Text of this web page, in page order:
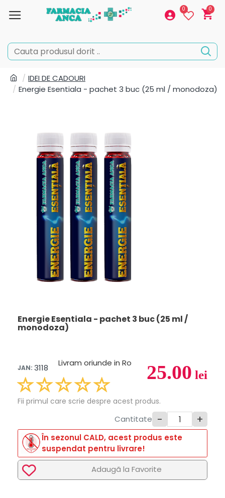
0 0
IDEI DE CADOURI
Energie Esentiala - pachet 3 buc (25 ml / monodoza)
Energie Esentiala - pachet 3 buc (25 ml /
monodoza)
25.00 lei
JAN: 3118 Livram oriunde in Ro
Fii primul care scrie despre acest produs.
Cantitate - +
În sezonul CALD, acest produs este
suspendat pentru livrare!
Adaugã la Favorite